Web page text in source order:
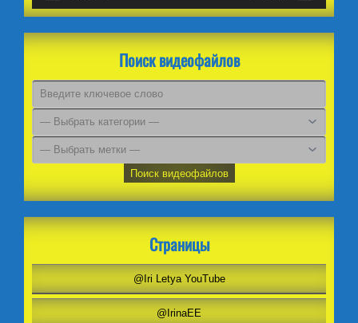
Поиск видеофайлов
Страницы
@Iri Letya YouTube
@IrinaEE